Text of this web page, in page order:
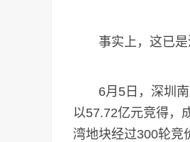
事实上，这已是
6月5日，深圳南
以57.72亿元竞得，
湾地块经过300轮竞